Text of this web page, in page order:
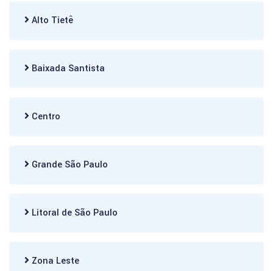
Alto Tietê
Baixada Santista
Centro
Grande São Paulo
Litoral de São Paulo
Zona Leste